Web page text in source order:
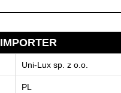
IMPORTER
Uni-Lux sp. z o.o.
PL